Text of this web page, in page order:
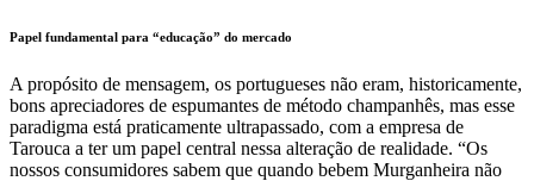
Papel fundamental para “educação” do mercado
A propósito de mensagem, os portugueses não eram, historicamente,
bons apreciadores de espumantes de método champanhês, mas esse
paradigma está praticamente ultrapassado, com a empresa de
Tarouca a ter um papel central nessa alteração de realidade. “Os
nossos consumidores sabem que quando bebem Murganheira não